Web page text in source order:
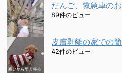
だんご、救急車のお
89件のビュー
皮膚剥離の家での
42件のビュー